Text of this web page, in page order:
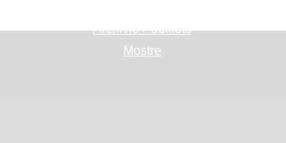
Archivio Publifoto
Mostre